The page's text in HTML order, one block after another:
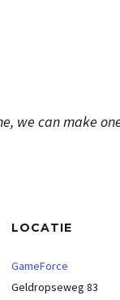
we can make
LOCATIE
GameForce
Geldropseweg 83